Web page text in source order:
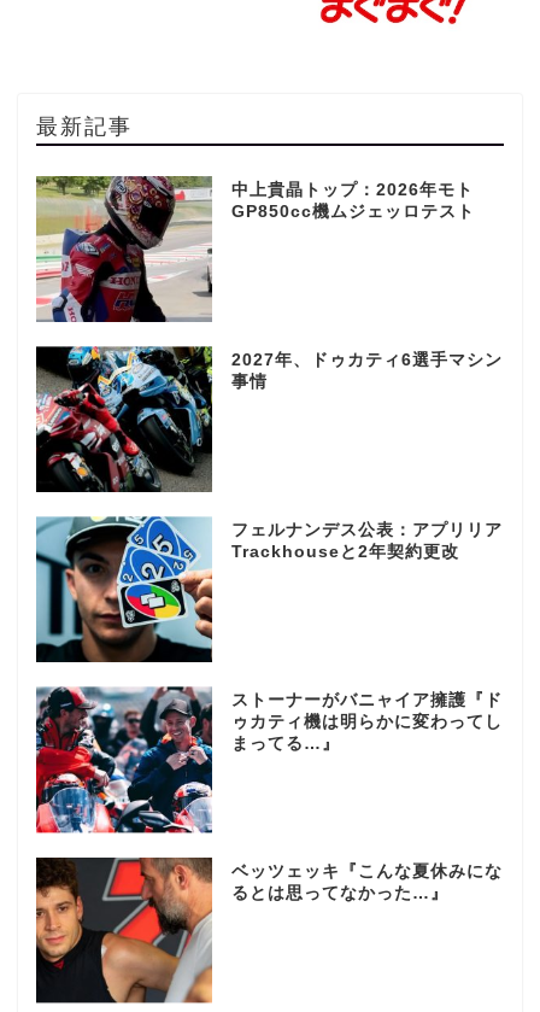
最新記事
中上貴晶トップ：2026年モト
GP850cc機ムジェッロテスト
2027年、ドゥカティ6選手マシン
事情
フェルナンデス公表：アプリリア
Trackhouseと2年契約更改
ストーナーがバニャイア擁護『ド
ゥカティ機は明らかに変わってし
まってる…』
ベッツェッキ『こんな夏休みにな
るとは思ってなかった…』